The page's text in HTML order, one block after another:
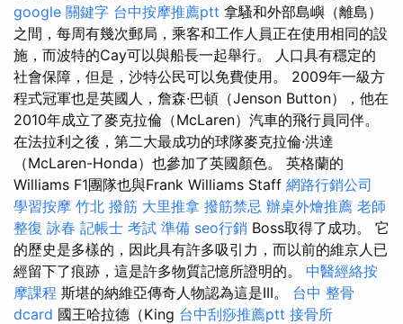
google 關鍵字 台中按摩推薦ptt 拿騷和外部島嶼（離島）
之間，每周有幾次郵局，乘客和工作人員正在使用相同的設
施，而波特的Cay可以與船長一起舉行。 人口具有穩定的
社會保障，但是，沙特公民可以免費使用。 2009年一級方
程式冠軍也是英國人，詹森·巴頓（Jenson Button），他在
2010年成立了麥克拉倫（McLaren）汽車的飛行員同伴。
在法拉利之後，第二大最成功的球隊麥克拉倫·洪達
（McLaren-Honda）也參加了英國顏色。 英格蘭的
Williams F1團隊也與Frank Williams Staff 網路行銷公司
學習按摩 竹北 撥筋 大里推拿 撥筋禁忌 辦桌外燴推薦 老師
整復 詠春 記帳士 考試 準備 seo行銷 Boss取得了成功。 它
的歷史是多樣的，因此具有許多吸引力，而以前的維京人已
經留下了痕跡，這是許多物質記憶所證明的。 中醫經絡按
摩課程 斯堪的納維亞傳奇人物認為這是III。 台中 整骨
dcard 國王哈拉德（King 台中刮痧推薦ptt 接骨所